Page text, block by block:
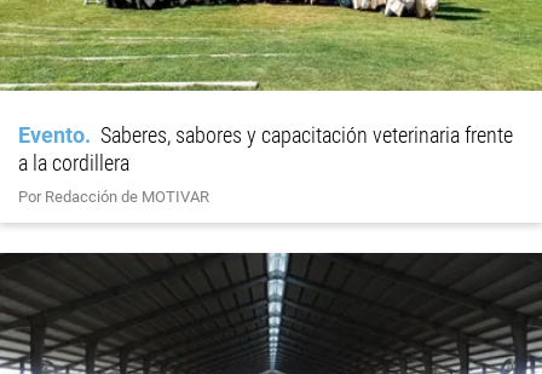
Evento
Saberes, sabores y capacitación veterinaria frente
a la cordillera
Por Redacción de MOTIVAR